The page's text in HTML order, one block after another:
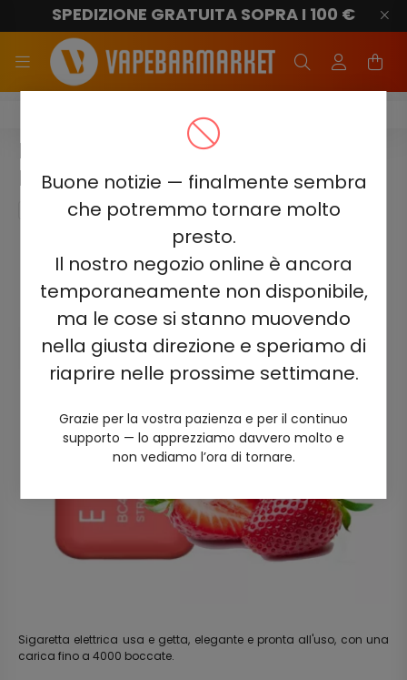
Buone notizie — finalmente sembra
che potremmo tornare molto
presto.
Il nostro negozio online è ancora
temporaneamente non disponibile,
ma le cose si stanno muovendo
nella giusta direzione e speriamo di
riaprire nelle prossime settimane.
Grazie per la vostra pazienza e per il continuo
supporto — lo apprezziamo davvero molto e
non vediamo l’ora di tornare.
SPEDIZIONE GRATUITA SOPRA I 100 €
ELF BAR BC4000
ELF BAR BC4000 - STRAWBERRY
MANGO 5% - RICARICABILE
Sigaretta elettrica usa e getta, elegante e pronta all'uso, con una
carica fino a 4000 boccate.